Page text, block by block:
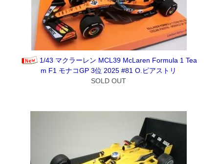
1/43 マクラーレン MCL39 McLaren Formula 1 Tea
m F1 モナコGP 3位 2025 #81 O.ピアストリ
SOLD OUT